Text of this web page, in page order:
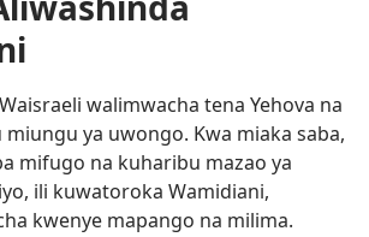
walimwacha tena Yehova na
ya uwongo. Kwa miaka saba,
mifugo na kuharibu mazao ya
ili kuwatoroka Wamidiani,
kwenye mapango na milima.